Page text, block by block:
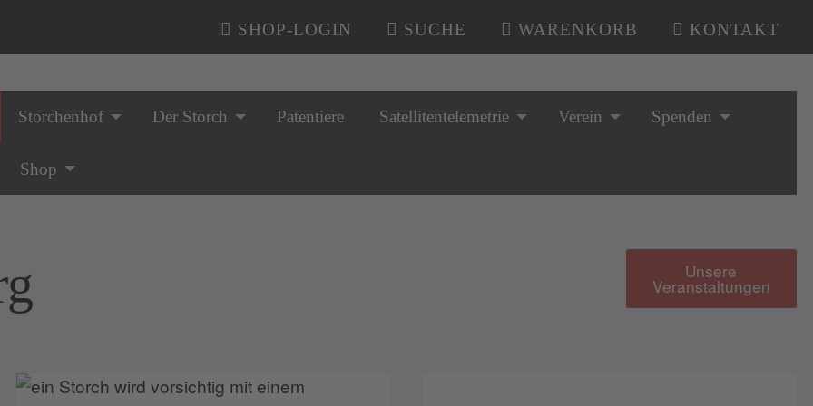
SHOP-LOGIN SUCHE WARENKORB KONTAKT
überspringen
Storchenhof Der Storch Patentiere Satellitentelemetrie Verein Spenden
Shop
Unsere
Veranstaltungen